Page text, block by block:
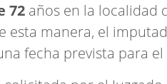
72 años en la localidad
esta manera, el
fecha prevista para